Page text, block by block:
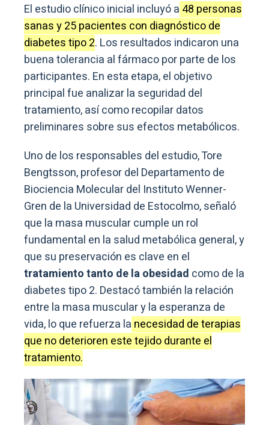
El estudio clínico inicial incluyó a 48 personas
sanas y 25 pacientes con diagnóstico de
diabetes tipo 2. Los resultados indicaron una
buena tolerancia al fármaco por parte de los
participantes. En esta etapa, el objetivo
principal fue analizar la seguridad del
tratamiento, así como recopilar datos
preliminares sobre sus efectos metabólicos.
Uno de los responsables del estudio, Tore
Bengtsson, profesor del Departamento de
Biociencia Molecular del Instituto Wenner-
Gren de la Universidad de Estocolmo, señaló
que la masa muscular cumple un rol
fundamental en la salud metabólica general, y
que su preservación es clave en el
tratamiento tanto de la obesidad como de la
diabetes tipo 2. Destacó también la relación
entre la masa muscular y la esperanza de
vida, lo que refuerza la necesidad de terapias
que no deterioren este tejido durante el
tratamiento.